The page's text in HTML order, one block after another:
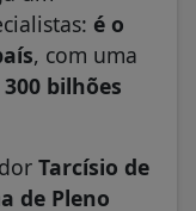
é o
, com uma
300 bilhões
Tarcísio de
de Pleno